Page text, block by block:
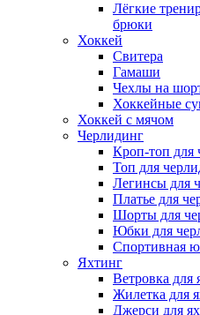
Лёгкие
брюки
Хоккей
Свитера
Гамаши
Чехлы на
Хоккейные
Хоккей с мячом
Черлидинг
Кроп-топ для
Топ для
Легинсы для
Платье для
Шорты для
Юбки для
Спортивная
Яхтинг
Ветровка для
Жилетка для
Джерси для